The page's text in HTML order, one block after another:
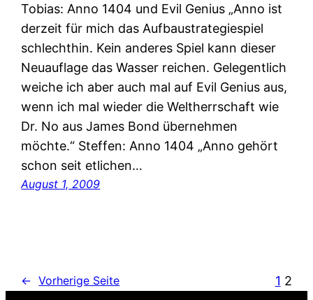
Tobias: Anno 1404 und Evil Genius „Anno ist
derzeit für mich das Aufbaustrategiespiel
schlechthin. Kein anderes Spiel kann dieser
Neuauflage das Wasser reichen. Gelegentlich
weiche ich aber auch mal auf Evil Genius aus,
wenn ich mal wieder die Weltherrschaft wie
Dr. No aus James Bond übernehmen
möchte.“ Steffen: Anno 1404 „Anno gehört
schon seit etlichen…
August 1, 2009
← Vorherige Seite 1 2